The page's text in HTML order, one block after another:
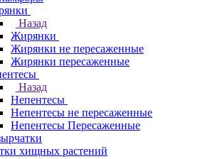
Назад
Жирянки
Жирянки не пересаженные
Жирянки пересаженные
Назад
Непентесы
Непентесы не пересаженные
Непентесы Пересаженные
хищных растений